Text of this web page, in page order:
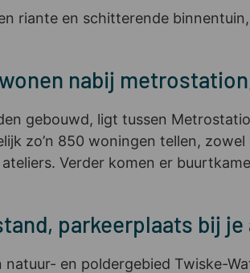
riante en schitterende
nabij
gebouwd, ligt tussen
zo’n 850 woningen tellen,
Verder komen er
parkeerplaats bij
en poldergebied Twiske-